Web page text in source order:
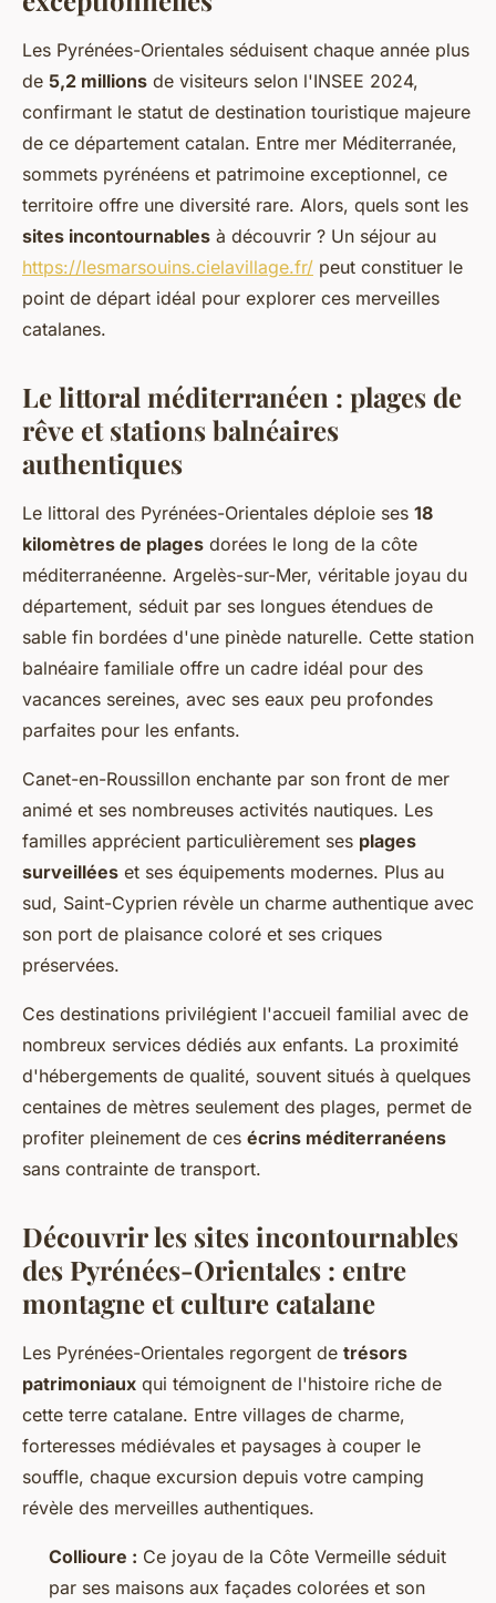
Pyrénées-Orientales
Logan• 15 janvier 2026•7 min de lecture
Les Pyrénées-Orientales séduisent chaque année plus
de 5,2 millions de visiteurs selon l'INSEE 2024,
confirmant le statut de destination touristique majeure
de ce département catalan. Entre mer Méditerranée,
sommets pyrénéens et patrimoine exceptionnel, ce
territoire offre une diversité rare. Alors, quels sont les
sites incontournables à découvrir ? Un séjour au
https://lesmarsouins.cielavillage.fr/ peut constituer le
point de départ idéal pour explorer ces merveilles
catalanes.
Le littoral méditerranéen : plages de
rêve et stations balnéaires
authentiques
Le littoral des Pyrénées-Orientales déploie ses 18
kilomètres de plages dorées le long de la côte
méditerranéenne. Argelès-sur-Mer, véritable joyau du
département, séduit par ses longues étendues de
sable fin bordées d'une pinède naturelle. Cette station
balnéaire familiale offre un cadre idéal pour des
vacances sereines, avec ses eaux peu profondes
parfaites pour les enfants.
Canet-en-Roussillon enchante par son front de mer
animé et ses nombreuses activités nautiques. Les
familles apprécient particulièrement ses plages
surveillées et ses équipements modernes. Plus au
sud, Saint-Cyprien révèle un charme authentique avec
son port de plaisance coloré et ses criques
préservées.
Ces destinations privilégient l'accueil familial avec de
nombreux services dédiés aux enfants. La proximité
d'hébergements de qualité, souvent situés à quelques
centaines de mètres seulement des plages, permet de
profiter pleinement de ces écrins méditerranéens
sans contrainte de transport.
Découvrir les sites incontournables
des Pyrénées-Orientales : entre
montagne et culture catalane
Les Pyrénées-Orientales regorgent de trésors
patrimoniaux qui témoignent de l'histoire riche de
cette terre catalane. Entre villages de charme,
forteresses médiévales et paysages à couper le
souffle, chaque excursion depuis votre camping
révèle des merveilles authentiques.
Collioure : Ce joyau de la Côte Vermeille séduit
par ses maisons aux façades colorées et son